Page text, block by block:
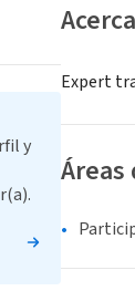
Expert
y